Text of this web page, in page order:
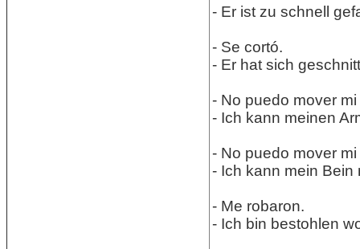
- Er ist zu schnell
- Se cortó.
- Er hat sich
- No puedo mover
- Ich kann meinen
- No puedo mover
- Ich kann mein Bein
- Me robaron.
- Ich bin bestohlen